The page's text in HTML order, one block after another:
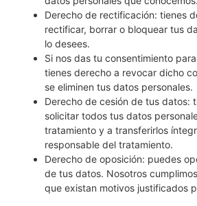
Derecho de rectificación: tienes
rectificar, borrar o bloquear tus
lo desees.
Si nos das tu consentimiento
tienes derecho a revocar dicho
se eliminen tus datos personales.
Derecho de cesión de tus datos:
solicitar todos tus datos
tratamiento y a transferirlos
responsable del tratamiento.
Derecho de oposición: puedes
de tus datos. Nosotros
que existan motivos justificados